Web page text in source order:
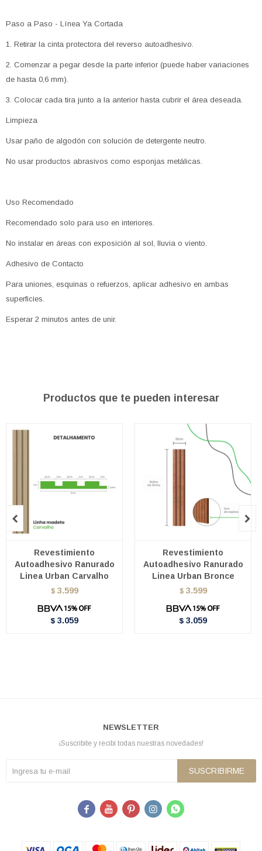
Paso a Paso - Línea Ya Cortada
1. Retirar la cinta protectora del reverso autoadhesivo.
2. Comenzar a pegar desde la parte inferior (puede haber variaciones
de hasta 0,6 mm).
3. Colocar cada tira junto a la anterior hasta cubrir el área deseada.
Limpieza
Usar paño de algodón con solución de detergente neutro.
No usar productos abrasivos como esponjas metálicas.
Uso Recomendado
Recomendado solo para uso en interiores.
No instalar en áreas con exposición al sol, lluvia o viento.
Adhesivo de Contacto
Para uniones, esquinas o refuerzos, aplicar adhesivo en ambas
superficies.
Esperar 2 minutos antes de unir.
Productos que te pueden interesar
Revestimiento
Autoadhesivo Ranurado
Linea Urban Carvalho
$ 3.599
$ 3.059
Revestimiento
Autoadhesivo Ranurado
Linea Urban Bronce
$ 3.599
$ 3.059
 
NEWSLETTER
¡Suscribite y recibí todas nuestras novedades!
SUSCRIBIRME
    